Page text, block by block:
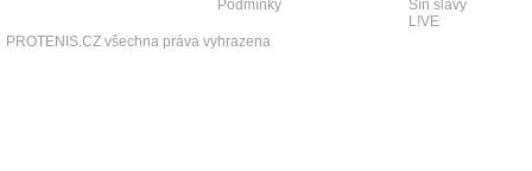
Podmínky
Síň slávy
L!VE
PROTENIS.CZ všechna práva vyhrazena